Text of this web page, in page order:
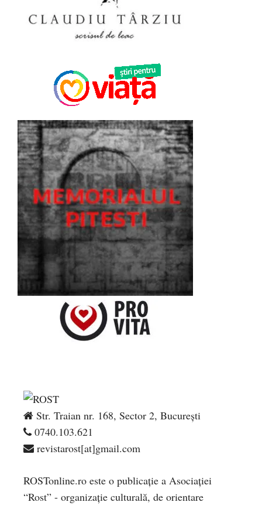
Str. Traian nr. 168, Sector 2, București
0740.103.621
revistarost[at]gmail.com
ROSTonline.ro este o publicaţie a Asociaţiei
“Rost” - organizaţie culturală, de orientare